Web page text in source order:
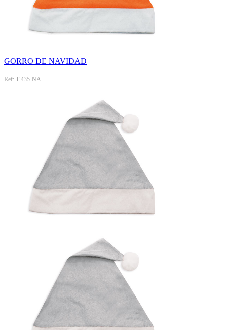
GORRO DE NAVIDAD
Ref: T-435-NA